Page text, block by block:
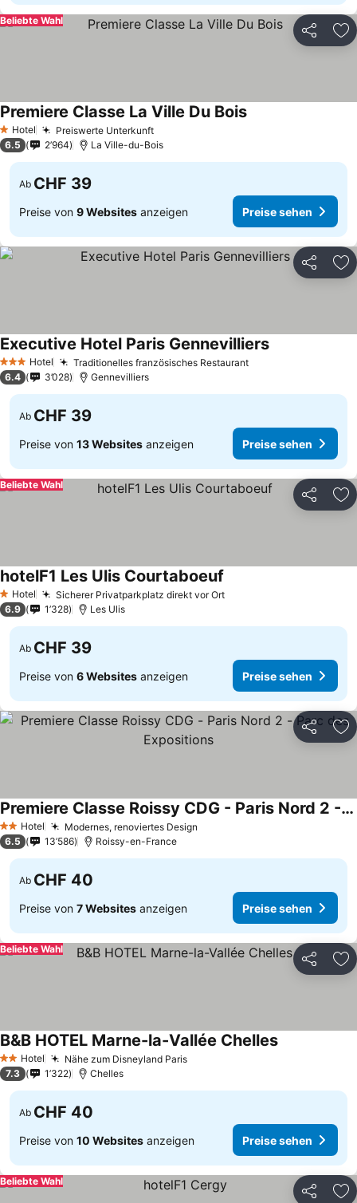
Teilen
Beliebte Wahl
1 Sterne
Hotel Preiswerte UnterkunftPreise sehen
Premiere Classe La Ville Du BoisPreise sehen
6.5 2’964 La Ville-du-Bois
Ab CHF 39
Preise von 9 Websites anzeigen Preise sehen
Teilen
3 SterneHotel Traditionelles französisches RestaurantPreise sehen
Executive Hotel Paris GennevilliersPreise sehen
6.4 3’028 Gennevilliers
Ab CHF 39
Preise von 13 Websites anzeigen Preise sehen
Teilen
Beliebte Wahl
1 Sterne
Hotel Sicherer Privatparkplatz direkt vor OrtPreise sehen
hotelF1 Les Ulis Courtaboeuf
6.9 1’328 Les Ulis
Ab CHF 39
Preise von 6 Websites anzeigen Preise sehen
Teilen
2 Sterne
Hotel Modernes, renoviertes Design
Premiere Classe Roissy CDG - Paris Nord 2 - Parc des Expositions
Preise sehen
6.5 13’586 Roissy-en-France
Ab CHF 40
Preise von 7 Websites anzeigen Preise sehen
Teilen
Beliebte Wahl
2 Sterne
Hotel Nähe zum Disneyland ParisPreise sehen
B&B HOTEL Marne-la-Vallée ChellesPreise sehen
7.3 1’322 Chelles
Ab CHF 40
Preise von 10 Websites anzeigen Preise sehen
Teilen
Beliebte Wahl